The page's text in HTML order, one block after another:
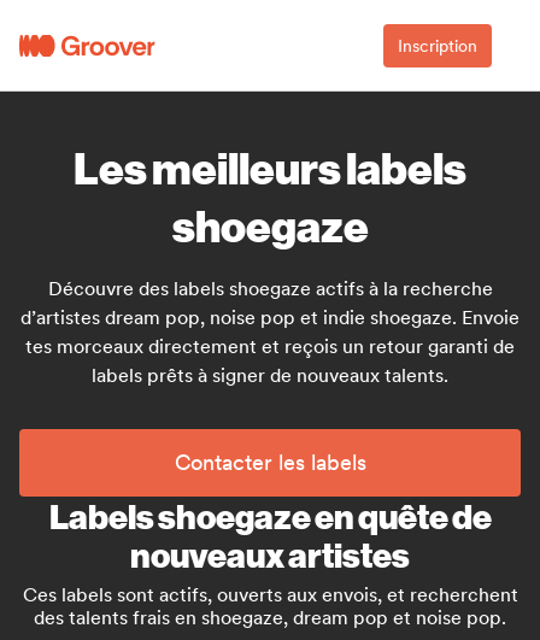
Inscription
Les meilleurs labels
shoegaze
Découvre des labels shoegaze actifs à la recherche
d’artistes dream pop, noise pop et indie shoegaze. Envoie
tes morceaux directement et reçois un retour garanti de
labels prêts à signer de nouveaux talents.
Contacter les labels
Labels shoegaze en quête de
nouveaux artistes
Ces labels sont actifs, ouverts aux envois, et recherchent
des talents frais en shoegaze, dream pop et noise pop.